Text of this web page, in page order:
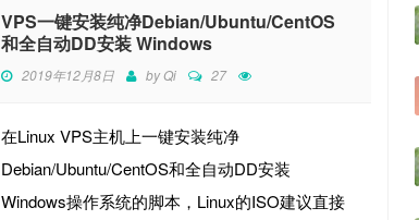
VPS一键安装纯净Debian/Ubuntu/CentOS
和全自动DD安装 Windows
2019年12月8日 byQi 27
在Linux VPS主机上一键安装纯净
Debian/Ubuntu/CentOS和全自动DD安装
Windows操作系统的脚本，Linux的ISO建议直接